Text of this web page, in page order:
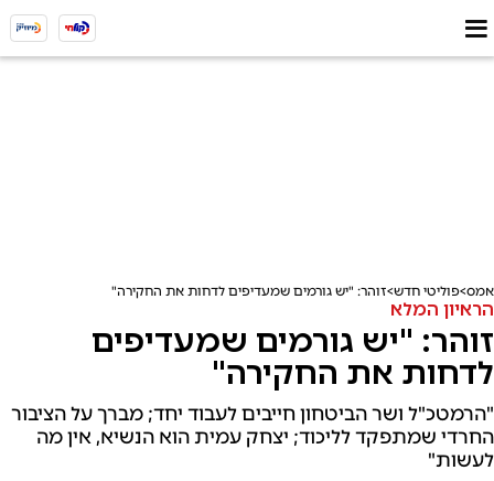
אמס פוליטי חדש זוהר: "יש גורמים שמעדיפים לדחות את החקירה"
הראיון המלא
זוהר: "יש גורמים שמעדיפים
לדחות את החקירה"
"הרמטכ"ל ושר הביטחון חייבים לעבוד יחד; מברך על הציבור
החרדי שמתפקד לליכוד; יצחק עמית הוא הנשיא, אין מה
לעשות"